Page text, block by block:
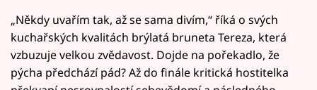
„Někdy uvařím tak, až se sama divím,“ říká o svých
kuchařských kvalitách brýlatá bruneta Tereza, která
vzbuzuje velkou zvědavost. Dojde na pořekadlo, že
pýcha předchází pád? Až do finále kritická hostitelka